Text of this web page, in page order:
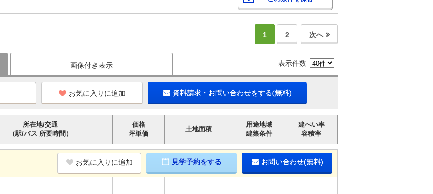
1 2 次へ
画像付き表示 表示件数
お気に入りに追加 資料請求・お問い合わせをする(無料)
所在地/交通
（駅/バス 所要時間）
価格
坪単価
土地面積
用途地域
建築条件
建ぺい率
容積率
お気に入りに追加 見学予約をする お問い合わせ(無料)